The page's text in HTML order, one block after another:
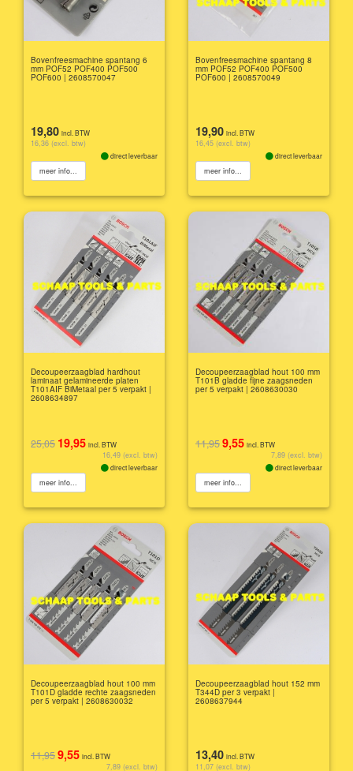
Bovenfreesmachine spantang 6
mm POF52 POF400 POF500
POF600 | 2608570047
19,80 incl. BTW
16,36 (excl. btw)
direct leverbaar
meer info...
Bovenfreesmachine spantang 8
mm POF52 POF400 POF500
POF600 | 2608570049
19,90 incl. BTW
16,45 (excl. btw)
direct leverbaar
meer info...
Decoupeerzaagblad hardhout
laminaat gelamineerde platen
T101AIF BiMetaal per 5 verpakt |
2608634897
25,05 19,95 incl. BTW
16,49 (excl. btw)
direct leverbaar
meer info...
Decoupeerzaagblad hout 100 mm
T101B gladde fijne zaagsneden
per 5 verpakt | 2608630030
11,959,55 incl. BTW
7,89 (excl. btw)
direct leverbaar
meer info...
Decoupeerzaagblad hout 100 mm
T101D gladde rechte zaagsneden
per 5 verpakt | 2608630032
11,959,55 incl. BTW
7,89 (excl. btw)
Decoupeerzaagblad hout 152 mm
T344D per 3 verpakt |
2608637944
13,40 incl. BTW
11,07 (excl. btw)